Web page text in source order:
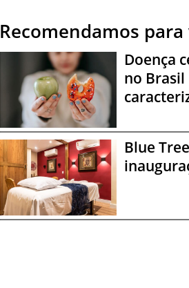
Recomendamos para
Doença
no
Blue